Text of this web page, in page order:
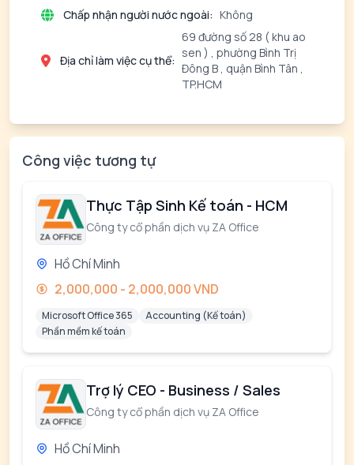
Chấp nhận người nước ngoài: Không
Địa chỉ làm việc cụ thể:
69 đường số 28 ( khu ao
sen ) , phường Bình Trị
Đông B , quận Bình Tân ,
TP.HCM
Công việc tương tự
Thực Tập Sinh Kế toán - HCM
Công ty cổ phần dịch vụ ZA Office
Hồ Chí Minh
2,000,000 - 2,000,000 VND
Microsoft Office 365
Accounting (Kế toán)
Phần mềm kế toán
Trợ lý CEO - Business / Sales
Công ty cổ phần dịch vụ ZA Office
Hồ Chí Minh